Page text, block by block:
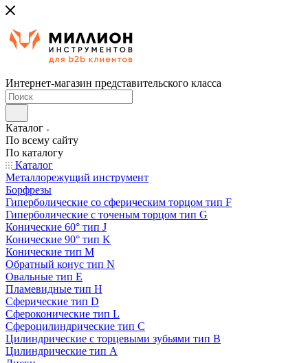
Интернет-магазин представительского класса
Каталог
По всему сайту
По каталогу
Каталог
Металлорежущий инструмент
Борфрезы
Гиперболические cо сферическим торцом тип F
Гиперболические с точеным торцом тип G
Конические 60° тип J
Конические 90° тип K
Конические тип M
Обратный конус тип N
Овальные тип E
Пламевидные тип H
Сферические тип D
Сфероконические тип L
Сфероцилиндрические тип C
Цилиндрические с торцевыми зубьями тип B
Цилиндрические тип А